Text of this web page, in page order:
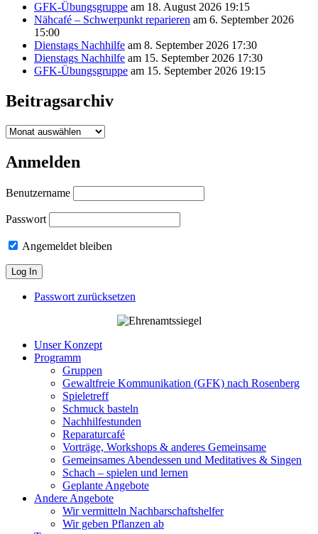
GFK-Übungsgruppe am 18. August 2026 19:15
Nähcafé – Schwerpunkt reparieren am 6. September 2026
15:00
Dienstags Nachhilfe am 8. September 2026 17:30
Dienstags Nachhilfe am 15. September 2026 17:30
GFK-Übungsgruppe am 15. September 2026 19:15
Beitragsarchiv
Beitragsarchiv
Anmelden
Benutzername
Passwort
Angemeldet bleiben
Passwort zurücksetzen
Unser Konzept
Programm
Gruppen
Gewaltfreie Kommunikation (GFK) nach Rosenberg
Spieletreff
Schmuck basteln
Nachhilfestunden
Reparaturcafé
Vorträge, Workshops & anderes Gemeinsame
Gemeinsames Abendessen und Meditatives & Singen
Schach – spielen und lernen
Geplante Angebote
Andere Angebote
Wir vermitteln Nachbarschaftshelfer
Wir geben Pflanzen ab